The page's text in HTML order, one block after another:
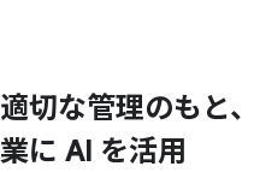
適切な管理のもと、
業に AI を活用